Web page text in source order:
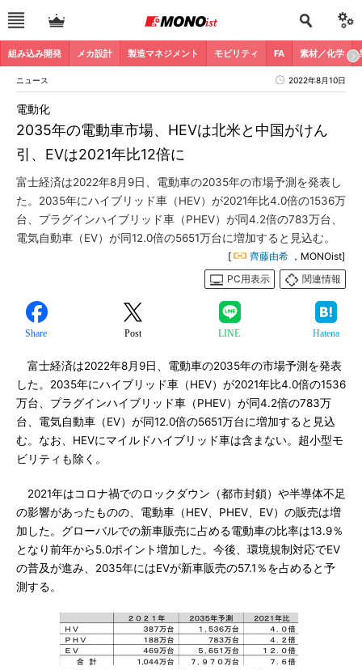
組み込み開発 メカ設計 製造マネジメント モビリティ FA 素材／化学
ニュース 2022年8月10日
2035年の電動車市場、HEVは北米と中国がけん
引、EVは2021年比12倍に
電動化
富士経済は2022年8月9日、電動車の2035年の市場予測を発表し
た。2035年にハイブリッド車（HEV）が2021年比4.0倍の1536万
台、プラグインハイブリッド車（PHEV）が同4.2倍の783万台、
電気自動車（EV）が同12.0倍の5651万台に増加すると見込む。
[ 齊藤由希 ，MONOist]
PC用表示
関連情報
Share Post LINE Hatena
富士経済は2022年8月9日、電動車の2035年の市場予測を発表
した。2035年にハイブリッド車（HEV）が2021年比4.0倍の1536
万台、プラグインハイブリッド車（PHEV）が同4.2倍の783万
台、電気自動車（EV）が同12.0倍の5651万台に増加すると見込
む。なお、HEVにマイルドハイブリッド車は含まない。超小型モ
ビリティも除く。
2021年はコロナ禍でのロックダウン（都市封鎖）や半導体不足
の影響があったものの、電動車（HEV、PHEV、EV）の販売は増
加した。グローバルでの新車販売に占める電動車の比率は13.9％
となり前年から5.0ポイント増加した。今後、環境規制対応でEV
の普及が進み、2035年にはEVが新車販売の57.1％を占めると予
測する。